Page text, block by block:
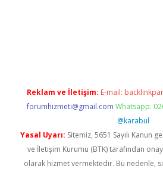
Reklam ve İletişim: E-mail:
forumhizmeti@gmail.com Whatsapp:
@karabul
Yasal Uyarı: Sitemiz, 5651 Sayılı Kanun
ve İletişim Kurumu (BTK) tarafından
olarak hizmet vermektedir. Bu nedenle,